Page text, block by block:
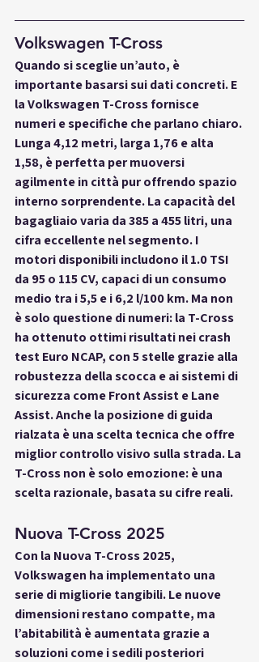
Volkswagen T-Cross
Quando si sceglie un’auto, è
importante basarsi sui dati concreti. E
la Volkswagen T-Cross fornisce
numeri e specifiche che parlano chiaro.
Lunga 4,12 metri, larga 1,76 e alta
1,58, è perfetta per muoversi
agilmente in città pur offrendo spazio
interno sorprendente. La capacità del
bagagliaio varia da 385 a 455 litri, una
cifra eccellente nel segmento. I
motori disponibili includono il 1.0 TSI
da 95 o 115 CV, capaci di un consumo
medio tra i 5,5 e i 6,2 l/100 km. Ma non
è solo questione di numeri: la T-Cross
ha ottenuto ottimi risultati nei crash
test Euro NCAP, con 5 stelle grazie alla
robustezza della scocca e ai sistemi di
sicurezza come Front Assist e Lane
Assist. Anche la posizione di guida
rialzata è una scelta tecnica che offre
miglior controllo visivo sulla strada. La
T-Cross non è solo emozione: è una
scelta razionale, basata su cifre reali.
Nuova T-Cross 2025
Con la Nuova T-Cross 2025,
Volkswagen ha implementato una
serie di migliorie tangibili. Le nuove
dimensioni restano compatte, ma
l’abitabilità è aumentata grazie a
soluzioni come i sedili posteriori